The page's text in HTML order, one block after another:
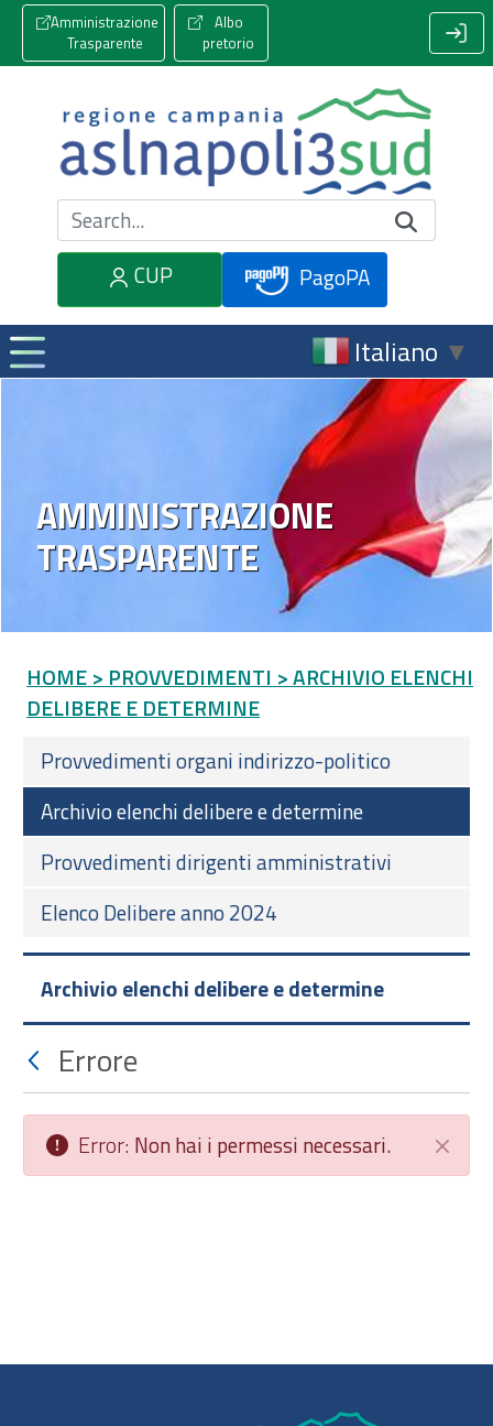
Amministrazione
Trasparente
Albo
pretorio
Cerca nel sito
CUP
PagoPA
Italiano ▼
AMMINISTRAZIONE
TRASPARENTE
HOME > PROVVEDIMENTI > ARCHIVIO ELENCHI
DELIBERE E DETERMINE
Provvedimenti organi indirizzo-politico
Archivio elenchi delibere e determine
Provvedimenti dirigenti amministrativi
Elenco Delibere anno 2024
Archivio elenchi delibere e determine
Errore
Chiudi
Error: Non hai i permessi necessari.